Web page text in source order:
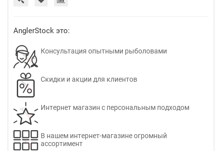
AnglerStock это:
Консультация опытными рыболовами
Скидки и акции для клиентов
Интернет магазин с персональным подходом
В нашем интернет-магазине огромный
ассортимент